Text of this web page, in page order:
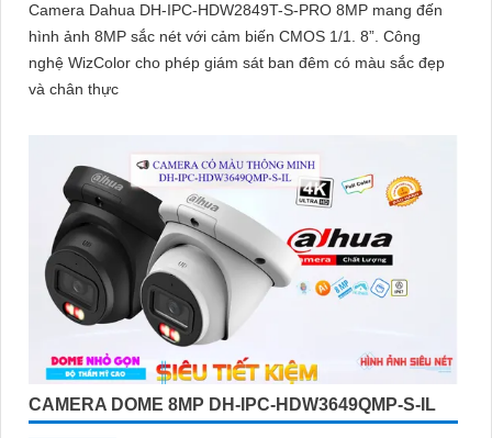
Camera Dahua DH-IPC-HDW2849T-S-PRO 8MP mang đến
hình ảnh 8MP sắc nét với cảm biến CMOS 1/1. 8”. Công
nghệ WizColor cho phép giám sát ban đêm có màu sắc đẹp
và chân thực
CAMERA DOME 8MP DH-IPC-HDW3649QMP-S-IL